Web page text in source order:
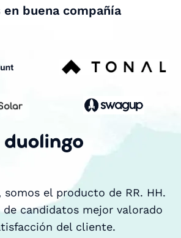
en buena compañía
somos el producto de RR. HH.
candidatos mejor valorado
del cliente.